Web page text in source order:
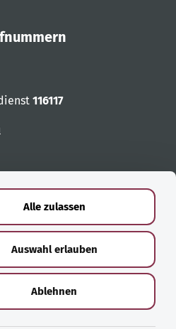
Alle zulassen
Auswahl erlauben
Ablehnen
116117